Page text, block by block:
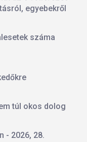
egyebekről
száma
túl okos dolog
- 2026, 28.